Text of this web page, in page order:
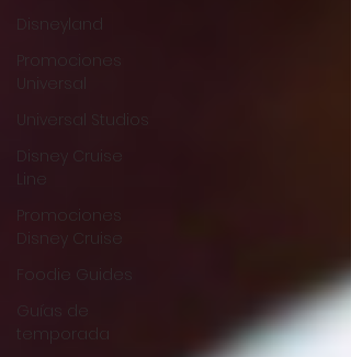
Disneyland
Promociones
Universal
Universal Studios
Disney Cruise
Line
Promociones
Disney Cruise
Foodie Guides
Guías de
temporada